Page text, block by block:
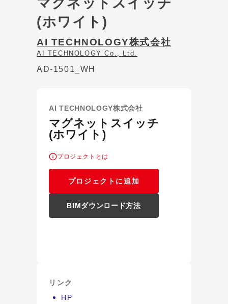
(ホワイト)
AI TECHNOLOGY株式会社
AI TECHNOLOGY Co., Ltd.
AD-1501_WH
AI TECHNOLOGY株式会社
マグネットスイッチ
(ホワイト)
プロジェクトとは
プロジェクトに追加
BIMダウンロード方法
リンク
HP